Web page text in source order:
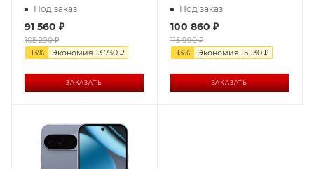
Под заказ
91 560 ₽
105 290₽
-13% Экономия 13 730 ₽
ЗАКАЗАТЬ
Под заказ
100 860 ₽
115 990₽
-13% Экономия 15 130₽
ЗАКАЗАТЬ